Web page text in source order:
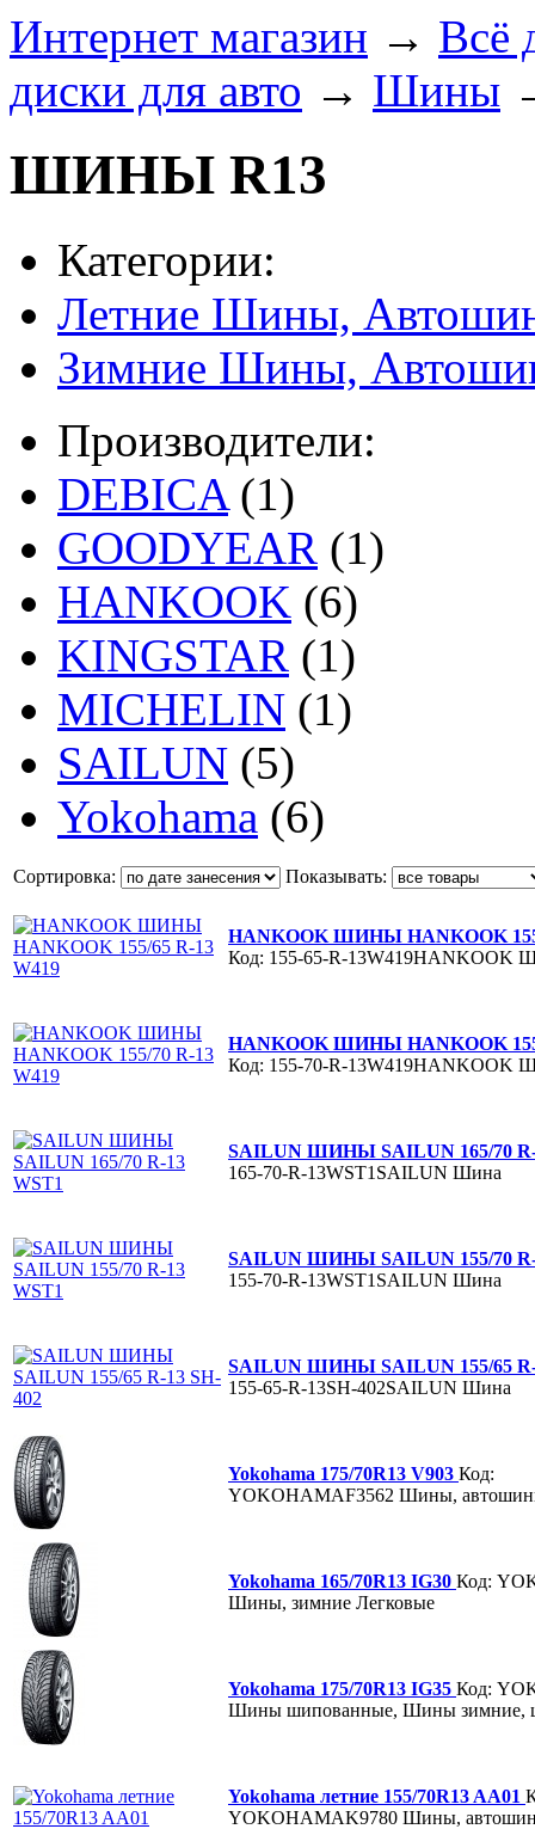
Интернет магазин → Всё
диски для авто → Шины
ШИНЫ R13
Категории:
Летние Шины,
Зимние Шины,
Производители:
DEBICA(1)
GOODYEAR (1)
HANKOOK (6)
KINGSTAR (1)
MICHELIN (1)
SAILUN (5)
Yokohama (6)
Сортировка: Показывать:
HANKOOK ШИНЫ HANKOOK
Код: 155-65-R-13W419HANKOOK
HANKOOK ШИНЫ HANKOOK
Код: 155-70-R-13W419HANKOOK
SAILUN ШИНЫ SAILUN 165/70
165-70-R-13WST1SAILUN Шина
SAILUN ШИНЫ SAILUN 155/70
155-70-R-13WST1SAILUN Шина
SAILUN ШИНЫ SAILUN 155/65 R-
155-65-R-13SH-402SAILUN Шина
Yokohama 175/70R13 V903 Код:
YOKOHAMAF3562 Шины,
Yokohama 165/70R13 IG30 Код:
Шины, зимние Легковые
Yokohama 175/70R13 IG35 Код:
Шины шипованные, Шины зимние,
Yokohama летние 155/70R13 AA01
YOKOHAMAK9780 Шины,